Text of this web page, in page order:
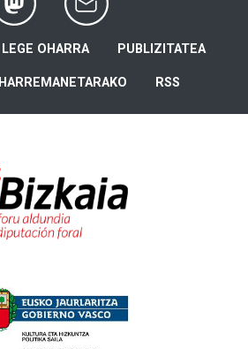
LEGE OHARRA PUBLIZITATEA
HARREMANETARAKO RSS